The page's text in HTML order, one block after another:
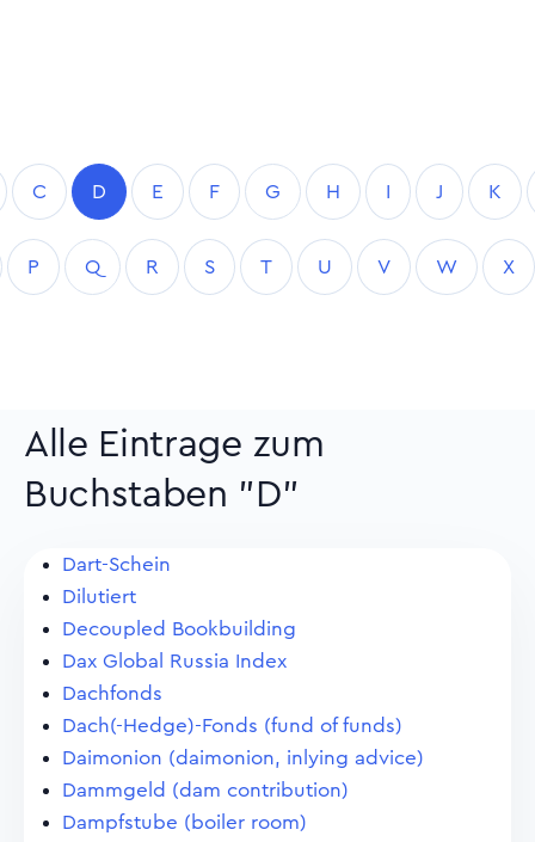
C D E F G H I J K
P Q R S T U V W X
Alle Eintrage zum
Buchstaben "D"
Dart-Schein
Dilutiert
Decoupled Bookbuilding
Dax Global Russia Index
Dachfonds
Dach(-Hedge)-Fonds (fund of funds)
Daimonion (daimonion, inlying advice)
Dammgeld (dam contribution)
Dampfstube (boiler room)